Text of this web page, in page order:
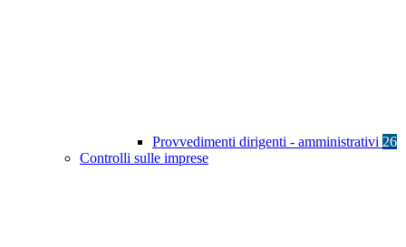
Provvedimenti dirigenti - amministrativi 26
Controlli sulle imprese